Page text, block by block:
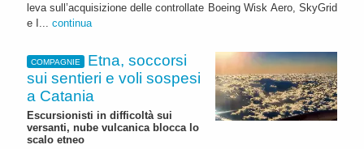
leva sull’acquisizione delle controllate Boeing Wisk Aero, SkyGrid
e I... continua
COMPAGNIE
Etna, soccorsi
sui sentieri e voli sospesi
a Catania
Escursionisti in difficoltà sui
versanti, nube vulcanica blocca lo
scalo etneo